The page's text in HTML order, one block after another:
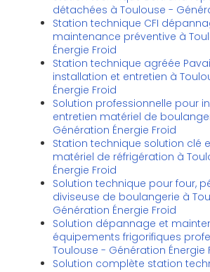
détachées à Toulouse -
Station technique CFI
maintenance préventive à
Énergie Froid
Station technique agréée
installation et entretien à
Énergie Froid
Solution professionnelle pour
entretien matériel de
Génération Énergie Froid
Station technique solution clé
matériel de réfrigération à
Énergie Froid
Solution technique pour four,
diviseuse de boulangerie à
Génération Énergie Froid
Solution dépannage et
équipements frigorifiques
Toulouse - Génération Énergie
Solution complète station